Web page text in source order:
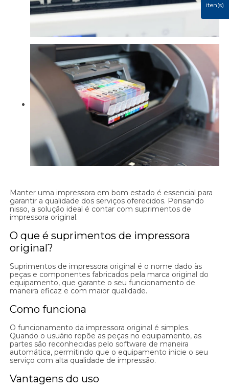
iten(s)
Manter uma impressora em bom estado é essencial para
garantir a qualidade dos serviços oferecidos. Pensando
nisso, a solução ideal é contar com suprimentos de
impressora original.
O que é suprimentos de impressora
original?
Suprimentos de impressora original é o nome dado às
peças e componentes fabricados pela marca original do
equipamento, que garante o seu funcionamento de
maneira eficaz e com maior qualidade.
Como funciona
O funcionamento da impressora original é simples.
Quando o usuário repõe as peças no equipamento, as
partes são reconhecidas pelo software de maneira
automática, permitindo que o equipamento inicie o seu
serviço com alta qualidade de impressão.
Vantagens do uso